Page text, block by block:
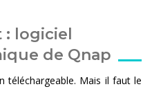
: logiciel
de Qnap
téléchargeable. Mais il faut le